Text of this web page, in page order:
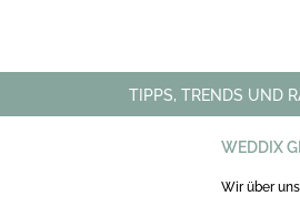
TIPPS, TRENDS UND
WEDDIX
Wir über uns